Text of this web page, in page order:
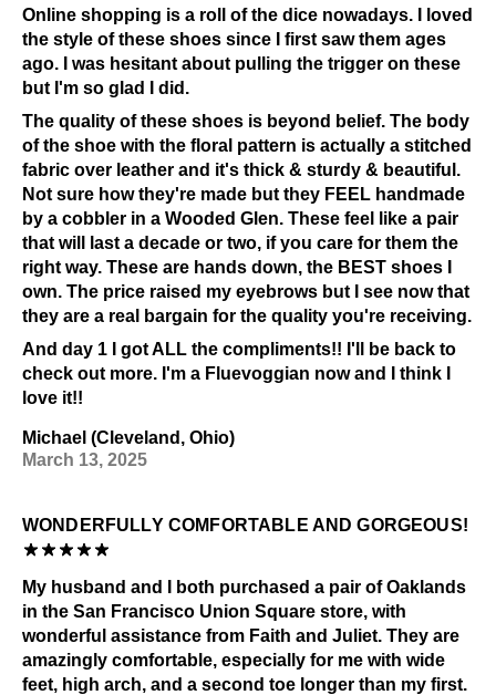
Liquides
Matériaux foncés ou avec beaucoup de motifs
Alcool et autres solvants
Exposition prolongée aux rayons UV
Consultez notre pageEntretienpour obtenir des
informations générales sur l'entretien.
Online shopping is a roll of the dice nowadays. I loved
the style of these shoes since I first saw them ages
ago. I was hesitant about pulling the trigger on these
but I'm so glad I did.
The quality of these shoes is beyond belief. The body
of the shoe with the floral pattern is actually a stitched
fabric over leather and it's thick & sturdy & beautiful.
Not sure how they're made but they FEEL handmade
by a cobbler in a Wooded Glen. These feel like a pair
that will last a decade or two, if you care for them the
right way. These are hands down, the BEST shoes I
own. The price raised my eyebrows but I see now that
they are a real bargain for the quality you're receiving.
And day 1 I got ALL the compliments!! I'll be back to
check out more. I'm a Fluevoggian now and I think I
love it!!
Michael (Cleveland, Ohio)
March 13, 2025
WONDERFULLY COMFORTABLE AND GORGEOUS!
My husband and I both purchased a pair of Oaklands
in the San Francisco Union Square store, with
wonderful assistance from Faith and Juliet. They are
amazingly comfortable, especially for me with wide
feet, high arch, and a second toe longer than my first.